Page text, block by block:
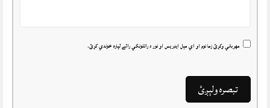
مهرباني وکړئ زما نوم او اي مېل ايډريس او نور د راتلونکي رائے لپاره خوندي کړئ.